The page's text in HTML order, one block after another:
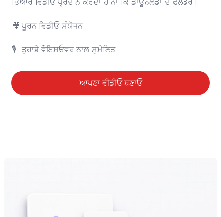
ਤਿਆਰ ਵਿਡੀਓ ਪ੍ਰਦਾਨ ਕਰਦਾ ਹੈ ਨਾ ਕਿ ਡਾਊਨਲੋਡਾਂ ਦੇ ਫੋਲਡਰ।
🎥	ਪੂਰਨ ਵਿਡੀਓ ਸੰਯੋਜਨ
🎙️	ਤੁਹਾਡੇ ਵੌਇਸਓਵਰ ਨਾਲ ਸੁਮੇਲਿਤ
ਆਪਣਾ ਵੀਡੀਓ ਬਣਾਓ